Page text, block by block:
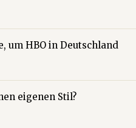
um HBO in Deutschland
eigenen Stil?